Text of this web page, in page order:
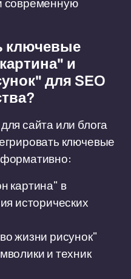
ключевые
и
для SEO
сайта или блога
ключевые
картина" в
исторических
жизни рисунок"
и техник